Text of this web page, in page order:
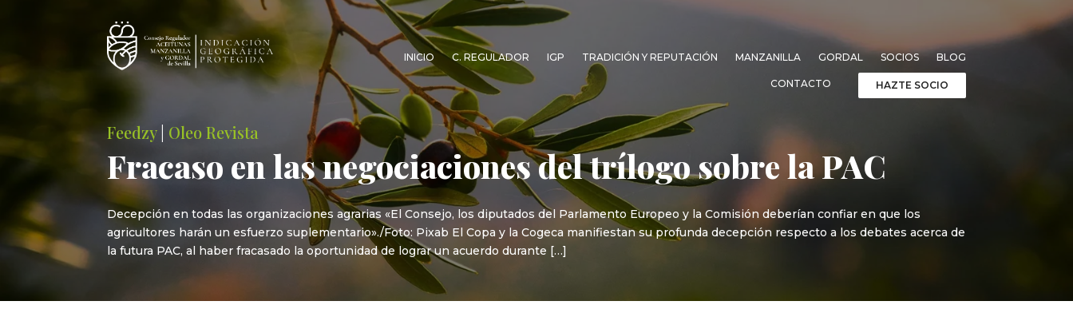
INICIO C. REGULADOR IGP TRADICIÓN Y REPUTACIÓN MANZANILLA GORDAL SOCIOS BLOG
CONTACTO HAZTE SOCIO
Feedzy| Oleo Revista
Fracaso en las negociaciones del trílogo sobre la PAC
Decepción en todas las organizaciones agrarias «El Consejo, los diputados del Parlamento Europeo y la Comisión deberían confiar en que los
agricultores harán un esfuerzo suplementario»./Foto: Pixab El Copa y la Cogeca manifiestan su profunda decepción respecto a los debates acerca de
la futura PAC, al haber fracasado la oportunidad de lograr un acuerdo durante […]